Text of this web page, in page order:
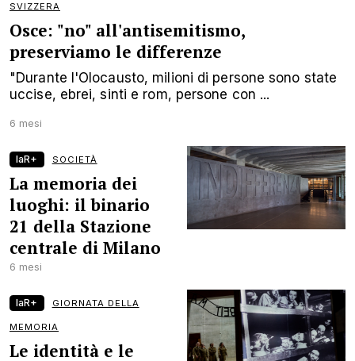
SVIZZERA
Osce: "no" all'antisemitismo,
preserviamo le differenze
"Durante l'Olocausto, milioni di persone sono state
uccise, ebrei, sinti e rom, persone con ...
6 mesi
laR+ SOCIETÀ
La memoria dei
luoghi: il binario
21 della Stazione
centrale di Milano
6 mesi
laR+ GIORNATA DELLA
MEMORIA
Le identità e le